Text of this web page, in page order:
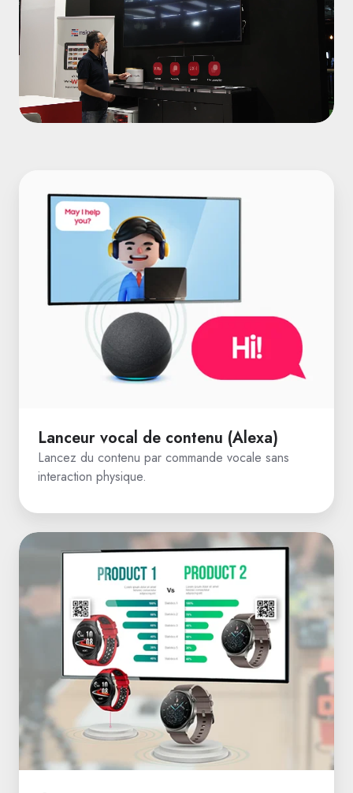
Lanceur vocal de contenu (Alexa)
Lancez du contenu par commande vocale sans
interaction physique.